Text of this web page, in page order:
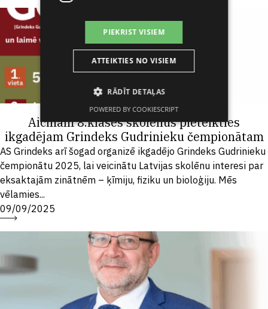
Aicinām 8.klases skolēnus pieteikties
ikgadējam Grindeks Gudrinieku čempionātam
AS Grindeks arī šogad organizē ikgadējo Grindeks Gudrinieku
čempionātu 2025, lai veicinātu Latvijas skolēnu interesi par
eksaktajām zinātnēm – ķīmiju, fiziku un bioloģiju. Mēs
vēlamies...
09/09/2025
PIEKRIST VISIEM
ATTEIKTIES NO VISIEM
RĀDĪT DETAĻAS
POWERED BY COOKIESCRIPT